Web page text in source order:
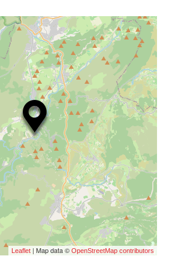
Leaflet | Map data © OpenStreetMap contributors